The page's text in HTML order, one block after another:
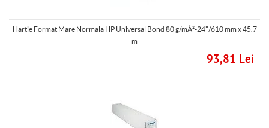
Hartie Format Mare Normala HP Universal Bond 80 g/mÂ²-24"/610 mm x 45.7
m
93,81 Lei